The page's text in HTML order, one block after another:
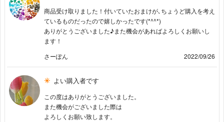
商品受け取りました！付いていたおまけが､ちょうど購入を考え
ているものだったので嬉しかったです(*^^*)
ありがとうございました♪また機会があればよろしくお願いし
ます！
さーぽん
2022/09/26
よい購入者です
この度はありがとうございました。
また機会がございました際は
よろしくお願い致します。